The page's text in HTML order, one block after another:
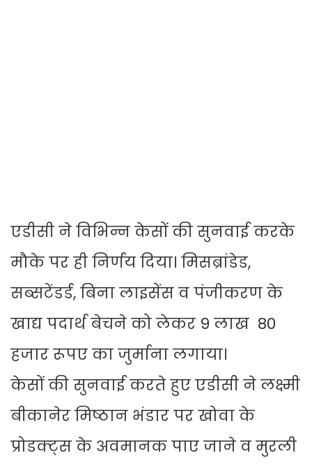
एडीसी ने विभिन्न केसों की सुनवाई करके
मौके पर ही निर्णय दिया। मिसब्रांडेड,
सब्सटेंडर्ड, बिना लाइसेंस व पंजीकरण के
खाद्य पदार्थ बेचने को लेकर 9 लाख 80
हजार रूपए का जुर्माना लगाया।
केसों की सुनवाई करते हुए एडीसी ने लक्ष्मी
बीकानेर मिष्ठान भंडार पर खोवा के
प्रोडक्ट्स के अवमानक पाए जाने व मुरली